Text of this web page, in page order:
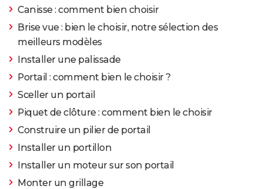
Canisse : comment bien choisir
Brise vue : bien le choisir, notre sélection des
meilleurs modèles
Installer une palissade
Portail : comment bien le choisir ?
Sceller un portail
Piquet de clôture : comment bien le choisir
Construire un pilier de portail
Installer un portillon
Installer un moteur sur son portail
Monter un grillage